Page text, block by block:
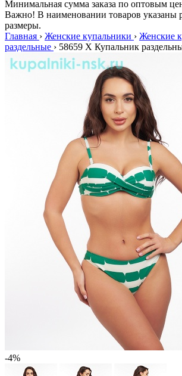
Минимальная сумма заказа по оптовым
Важно! В наименовании товаров указаны
размеры.
Главная › Женские купальники › Женские
раздельные › 58659 X Купальник
-4%